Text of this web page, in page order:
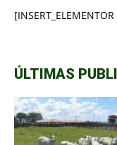
ÚLTIMAS